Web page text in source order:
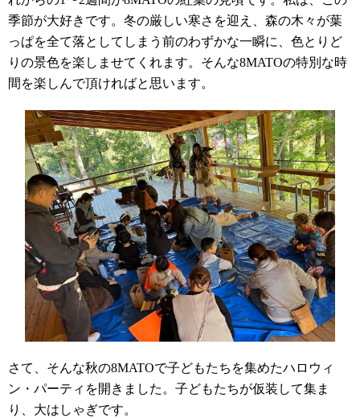
季節が大好きです。冬の厳しい寒さを迎え、森の木々が葉
っぱを全て落としてしまう前のわずかな一瞬に、色とりど
りの景色を楽しませてくれます。そんな8MATOの特別な時
間を楽しんで頂ければと思います。
さて、そんな秋の8MATOで子どもたちを集めたハロウィ
ン・パーティを開きました。子どもたちが仮装して集ま
り、大はしゃぎです。